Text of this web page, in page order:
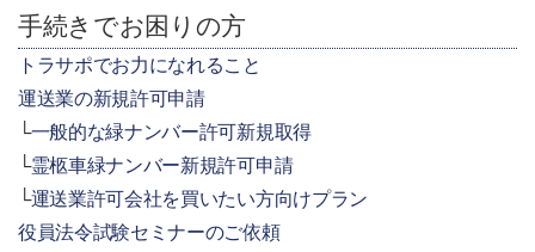
手続きでお困りの方
トラサポでお力になれること
運送業の新規許可申請
一般的な緑ナンバー許可新規取得
霊柩車緑ナンバー新規許可申請
運送業許可会社を買いたい方向けプラン
役員法令試験セミナーのご依頼